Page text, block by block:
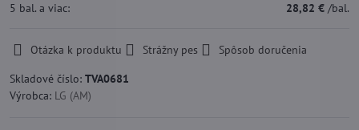
5 bal. a viac: 28,82 € /bal.
Otázka k produktu Strážny pes
Spôsob doručenia
Skladové číslo: TVA0681
Výrobca: LG (AM)